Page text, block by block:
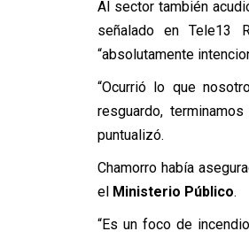
Al sector también
señalado en Tele13
“absolutamente
“Ocurrió lo que
resguardo,
puntualizó.
Chamorro había
el Ministerio Público.
“Es un foco de